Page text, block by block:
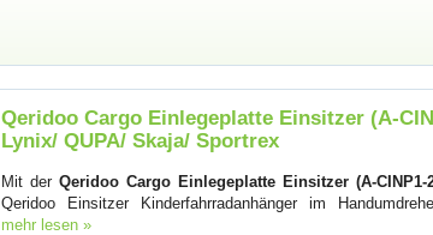
Qeridoo Cargo Einlegeplatte Einsitzer (A-
Lynix/ QUPA/ Skaja/ Sportrex
Mit derQeridoo Cargo Einlegeplatte Einsitzer (A-CINP1-
Qeridoo Einsitzer Kinderfahrradanhänger im
mehr lesen »